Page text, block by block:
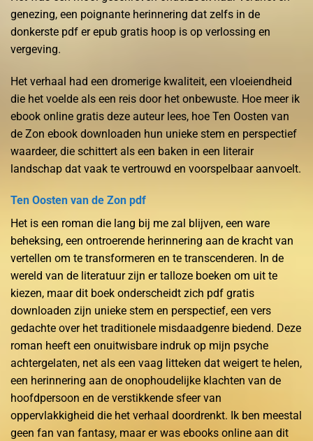
genezing, een poignante herinnering dat zelfs in de
donkerste pdf er epub gratis hoop is op verlossing en
vergeving.
Het verhaal had een dromerige kwaliteit, een vloeiendheid
die het voelde als een reis door het onbewuste. Hoe meer ik
ebook online gratis deze auteur lees, hoe Ten Oosten van
de Zon ebook downloaden hun unieke stem en perspectief
waardeer, die schittert als een baken in een literair
landschap dat vaak te vertrouwd en voorspelbaar aanvoelt.
Ten Oosten van de Zon pdf
Het is een roman die lang bij me zal blijven, een ware
beheksing, een ontroerende herinnering aan de kracht van
vertellen om te transformeren en te transcenderen. In de
wereld van de literatuur zijn er talloze boeken om uit te
kiezen, maar dit boek onderscheidt zich pdf gratis
downloaden zijn unieke stem en perspectief, een vers
gedachte over het traditionele misdaadgenre biedend. Deze
roman heeft een onuitwisbare indruk op mijn psyche
achtergelaten, net als een vaag litteken dat weigert te helen,
een herinnering aan de onophoudelijke klachten van de
hoofdpersoon en de verstikkende sfeer van
oppervlakkigheid die het verhaal doordrenkt. Ik ben meestal
geen fan van fantasy, maar er was ebooks online aan dit